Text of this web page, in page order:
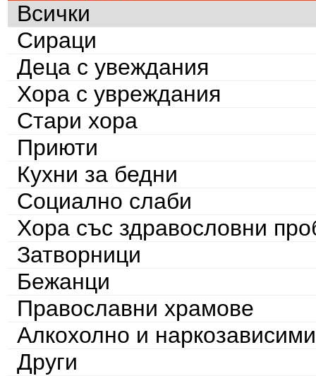
Всички
Сираци
Деца с увеждания
Хора с увреждания
Стари хора
Приюти
Кухни за бедни
Социално слаби
Хора със здравословни
Затворници
Бежанци
Православни храмове
Алкохолно и наркозависими
Други